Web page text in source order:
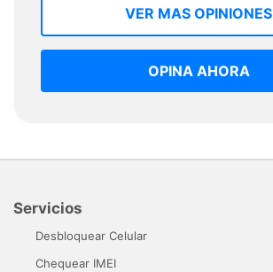
VER MAS OPINIONES
OPINA AHORA
Servicios
Desbloquear Celular
Chequear IMEI